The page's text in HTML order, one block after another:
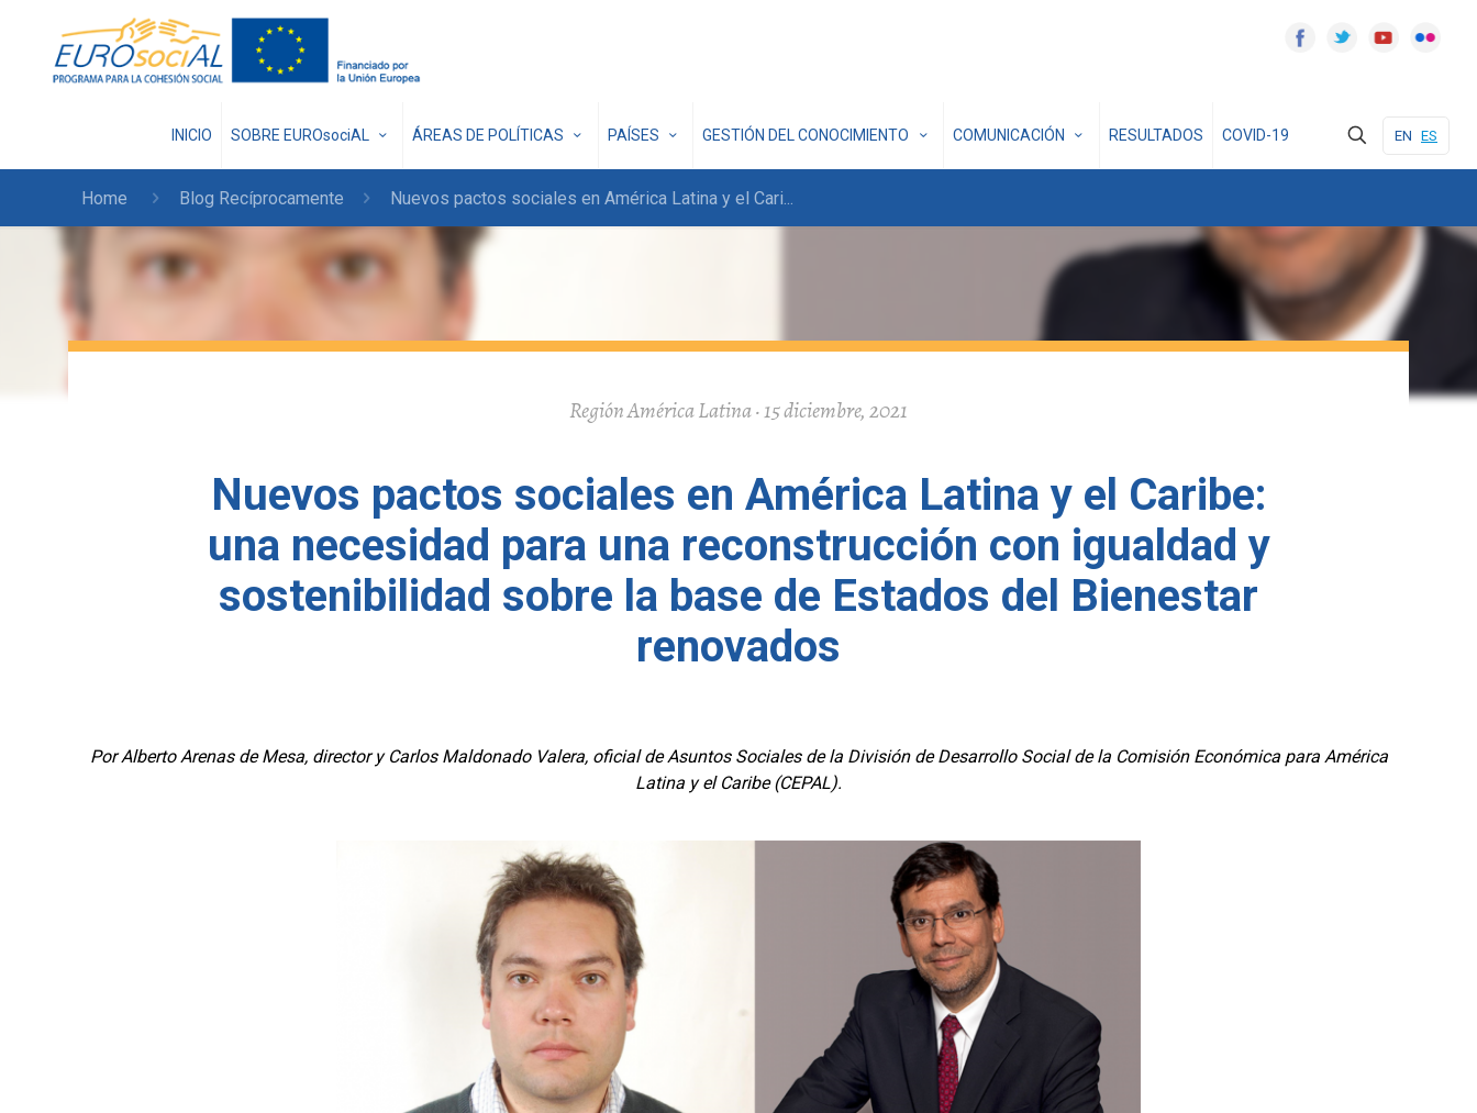
INICIO SOBRE EUROsociAL ÁREAS DE POLÍTICAS PAÍSES GESTIÓN DEL CONOCIMIENTO COMUNICACIÓN RESULTADOS COVID-19 EN ES
Home Blog Recíprocamente Nuevos pactos sociales en América Latina y el Cari...
Región América Latina · 15 diciembre, 2021
Nuevos pactos sociales en América Latina y el Caribe:
una necesidad para una reconstrucción con igualdad y
sostenibilidad sobre la base de Estados del Bienestar
renovados
Por Alberto Arenas de Mesa, director y Carlos Maldonado Valera, oficial de Asuntos Sociales de la División de Desarrollo Social de la Comisión Económica para América
Latina y el Caribe (CEPAL).